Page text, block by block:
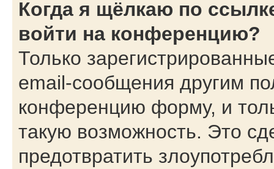
Когда я щёлкаю по
войти на конференцию?
Только
email-сообщения другим
конференцию форму, и
такую возможность. Это
предотвратить